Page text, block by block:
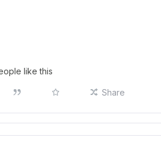
like this
Share